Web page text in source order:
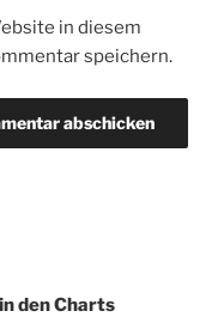
in diesem
speichern.
den Charts